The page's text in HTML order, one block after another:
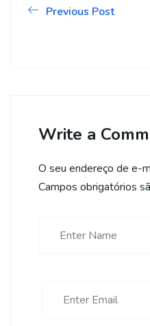
Previous Post
Write a
O seu endereço de e-
Campos obrigatórios